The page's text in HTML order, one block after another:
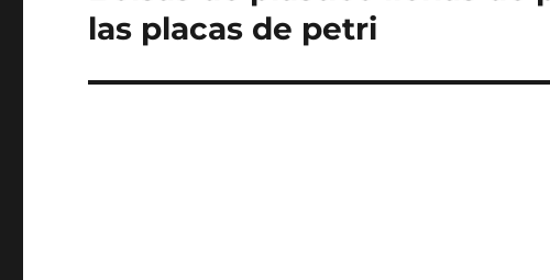
post:
las placas de petri